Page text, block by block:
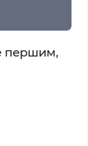
першим,